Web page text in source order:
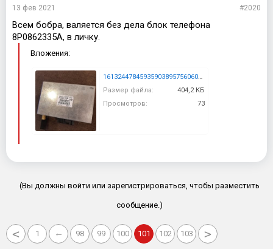
#2020
13 фев 2021
Всем бобра, валяется без дела блок телефона
8P0862335A, в личку.
Вложения:
16132447845935903895756060932163.jpg
Размер файла:
404,2 КБ
Просмотров:
73
(Вы должны войти или зарегистрироваться, чтобы разместить
сообщение.)
< 1 ← 98 99 100 101 102 103 >